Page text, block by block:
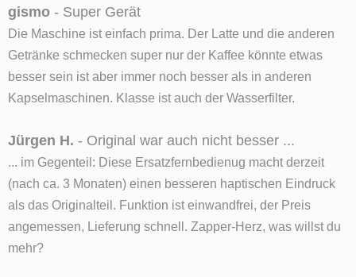
gismo - Super Gerät
Die Maschine ist einfach prima. Der Latte und die anderen
Getränke schmecken super nur der Kaffee könnte etwas
besser sein ist aber immer noch besser als in anderen
Kapselmaschinen. Klasse ist auch der Wasserfilter.
Jürgen H. - Original war auch nicht besser ...
... im Gegenteil: Diese Ersatzfernbedienug macht derzeit
(nach ca. 3 Monaten) einen besseren haptischen Eindruck
als das Originalteil. Funktion ist einwandfrei, der Preis
angemessen, Lieferung schnell. Zapper-Herz, was willst du
mehr?